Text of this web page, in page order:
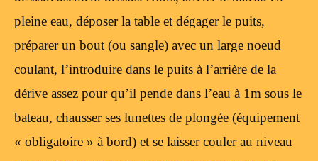
pleine eau, déposer la table et dégager le puits,
préparer un bout (ou sangle) avec un large noeud
coulant, l’introduire dans le puits à l’arrière de la
dérive assez pour qu’il pende dans l’eau à 1m sous le
bateau, chausser ses lunettes de plongée (équipement
« obligatoire » à bord) et se laisser couler au niveau